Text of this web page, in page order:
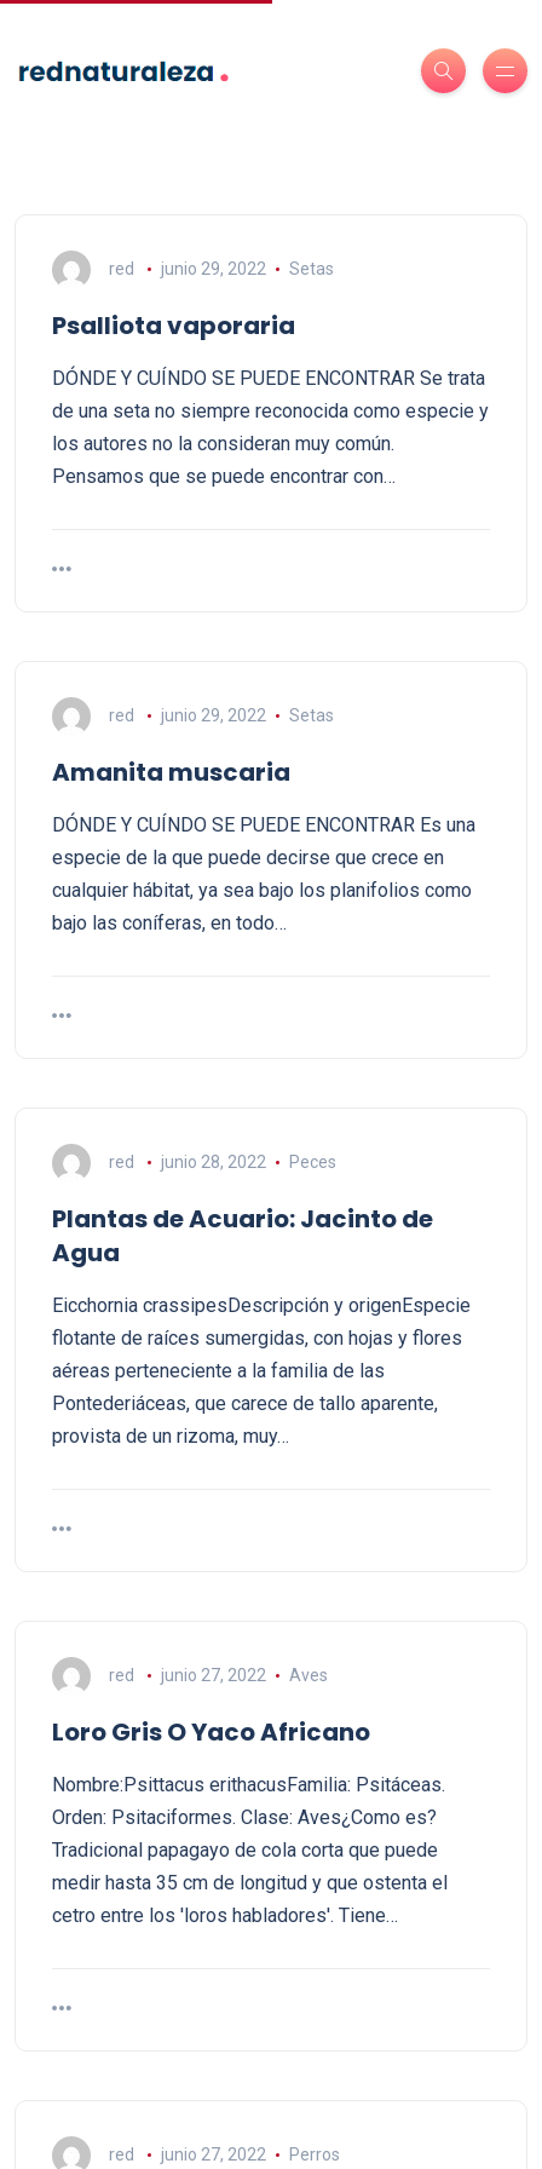
red junio 29, 2022 Setas
Psalliota vaporaria
DÓNDE Y CUÍNDO SE PUEDE ENCONTRAR Se trata
de una seta no siempre reconocida como especie y
los autores no la consideran muy común.
Pensamos que se puede encontrar con…
red junio 29, 2022 Setas
Amanita muscaria
DÓNDE Y CUÍNDO SE PUEDE ENCONTRAR Es una
especie de la que puede decirse que crece en
cualquier hábitat, ya sea bajo los planifolios como
bajo las coníferas, en todo…
red junio 28, 2022 Peces
Plantas de Acuario: Jacinto de
Agua
Eicchornia crassipesDescripción y origenEspecie
flotante de raíces sumergidas, con hojas y flores
aéreas perteneciente a la familia de las
Pontederiáceas, que carece de tallo aparente,
provista de un rizoma, muy…
red junio 27, 2022 Aves
Loro Gris O Yaco Africano
Nombre:Psittacus erithacusFamilia: Psitáceas.
Orden: Psitaciformes. Clase: Aves¿Como es?
Tradicional papagayo de cola corta que puede
medir hasta 35 cm de longitud y que ostenta el
cetro entre los 'loros habladores'. Tiene…
red junio 27, 2022 Perros